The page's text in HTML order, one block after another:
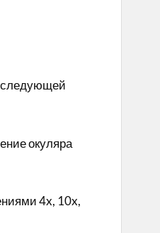
следующей
окуляра
4x, 10x,